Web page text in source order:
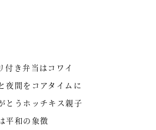
付き弁当はコワイ
夜間をコアタイムに
とうホッチキス親子
平和の象徴